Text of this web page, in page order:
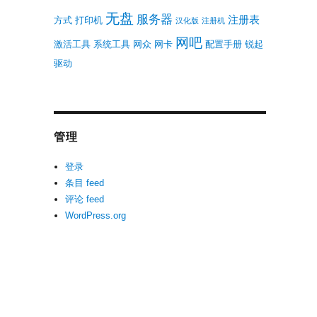
方式 打印机 无盘 服务器 汉化版 注册机 注册表
激活工具 系统工具 网众 网卡 网吧 配置手册 锐起
驱动
管理
登录
条目 feed
评论 feed
WordPress.org